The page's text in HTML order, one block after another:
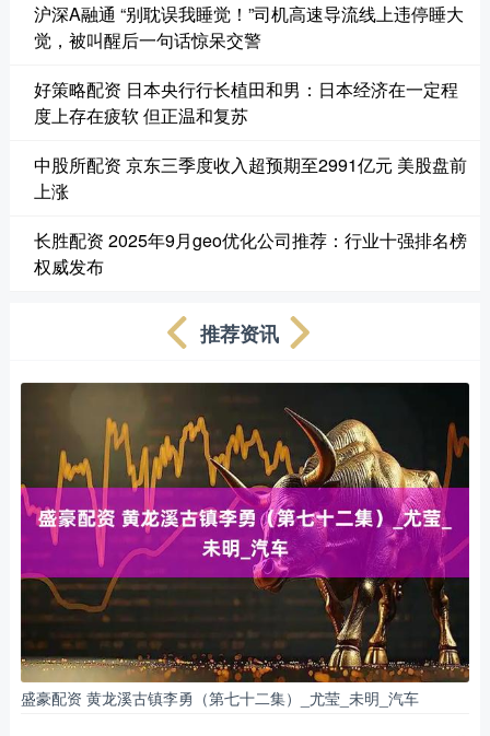
沪深A融通 “别耽误我睡觉！”司机高速导流线上违停睡大
觉，被叫醒后一句话惊呆交警
好策略配资 日本央行行长植田和男：日本经济在一定程
度上存在疲软 但正温和复苏
中股所配资 京东三季度收入超预期至2991亿元 美股盘前
上涨
长胜配资 2025年9月geo优化公司推荐：行业十强排名榜
权威发布
推荐资讯
盛豪配资 黄龙溪古镇李勇（第七十二集）_尤莹_未明_汽车